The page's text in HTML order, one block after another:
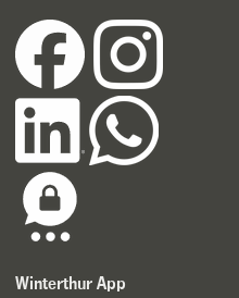
Winterthur App